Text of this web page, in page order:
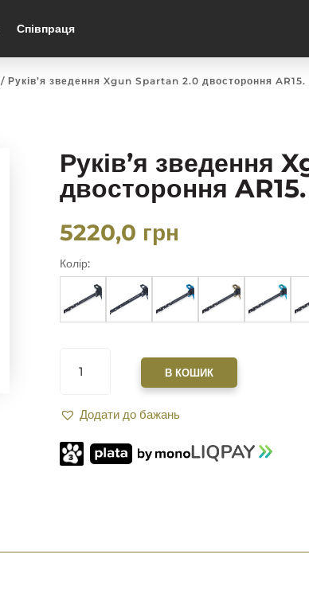
Співпраця
/ Руків’я зведення Xgun Spartan 2.0 двостороння AR15.
Руків’я зведення
двостороння
5220,0 грн
Колір:
ЗВЕДЕННЯ
2.0
AR15.
RED
В КОШИК
Додати до бажань